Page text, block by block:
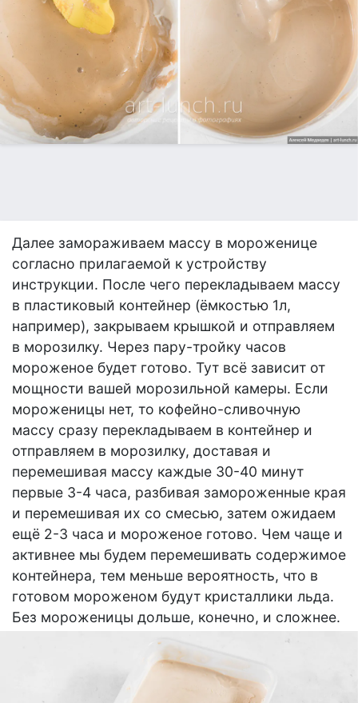
Далее замораживаем массу в мороженице
согласно прилагаемой к устройству
инструкции. После чего перекладываем массу
в пластиковый контейнер (ёмкостью 1л,
например), закрываем крышкой и отправляем
в морозилку. Через пару-тройку часов
мороженое будет готово. Тут всё зависит от
мощности вашей морозильной камеры. Если
мороженицы нет, то кофейно-сливочную
массу сразу перекладываем в контейнер и
отправляем в морозилку, доставая и
перемешивая массу каждые 30-40 минут
первые 3-4 часа, разбивая замороженные края
и перемешивая их со смесью, затем ожидаем
ещё 2-3 часа и мороженое готово. Чем чаще и
активнее мы будем перемешивать содержимое
контейнера, тем меньше вероятность, что в
готовом мороженом будут кристаллики льда.
Без мороженицы дольше, конечно, и сложнее.